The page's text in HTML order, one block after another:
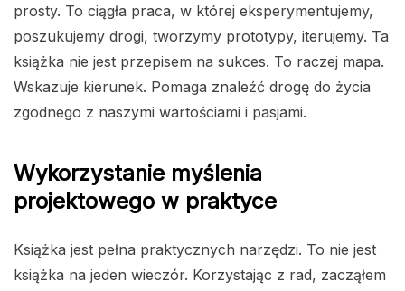
prosty. To ciągła praca, w której eksperymentujemy,
poszukujemy drogi, tworzymy prototypy, iterujemy. Ta
książka nie jest przepisem na sukces. To raczej mapa.
Wskazuje kierunek. Pomaga znaleźć drogę do życia
zgodnego z naszymi wartościami i pasjami.
Wykorzystanie myślenia
projektowego w praktyce
Książka jest pełna praktycznych narzędzi. To nie jest
książka na jeden wieczór. Korzystając z rad, zacząłem